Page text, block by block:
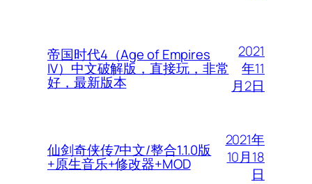
帝国时代4（Age of Empires
IV）中文破解版，直接玩，非常
好，最新版本
2021
年11
月2日
仙剑奇侠传7中文/整合1.1.0版
+原生音乐+修改器+MOD
2021年
10月18
日